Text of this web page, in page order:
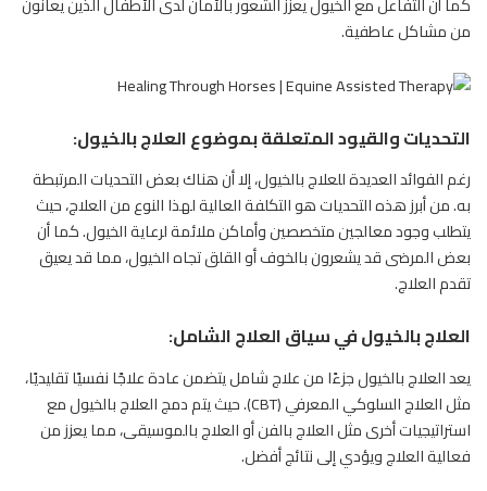
من مشاكل عاطفية.
التحديات والقيود المتعلقة بموضوع العلاج بالخيول:
رغم الفوائد العديدة للعلاج بالخيول، إلا أن هناك بعض التحديات المرتبطة
به. من أبرز هذه التحديات هو التكلفة العالية لهذا النوع من العلاج، حيث
يتطلب وجود معالجين متخصصين وأماكن ملائمة لرعاية الخيول. كما أن
بعض المرضى قد يشعرون بالخوف أو القلق تجاه الخيول، مما قد يعيق
تقدم العلاج.
العلاج بالخيول في سياق العلاج الشامل:
يعد العلاج بالخيول جزءًا من علاج شامل يتضمن عادة علاجًا نفسيًا تقليديًا،
مثل العلاج السلوكي المعرفي (CBT). حيث يتم دمج العلاج بالخيول مع
استراتيجيات أخرى مثل العلاج بالفن أو العلاج بالموسيقى، مما يعزز من
فعالية العلاج ويؤدي إلى نتائج أفضل.